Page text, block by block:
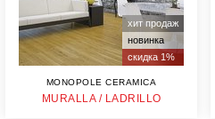
хит продаж
новинка
скидка 1%
MONOPOLE CERAMICA
MURALLA / LADRILLO